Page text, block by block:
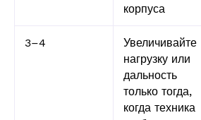
корпуса
3–4
Увеличивайте
нагрузку или
дальность
только тогда,
когда техника